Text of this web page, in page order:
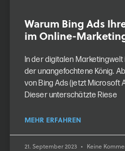
Warum Bing Ads
im Online-
In der digitalen
der unangefochtene König.
von Bing Ads (jetzt Microsoft
Dieser unterschätzte Riese
MEHR ERFAHREN
21. September 2023 Keine